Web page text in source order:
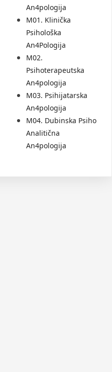
An4pologija
M01. Klinička
Psihološka
An4Pologija
M02.
Psihoterapeutska
An4pologija
M03. Psihijatarska
An4pologija
M04. Dubinska Psiho
Analitična
An4pologija